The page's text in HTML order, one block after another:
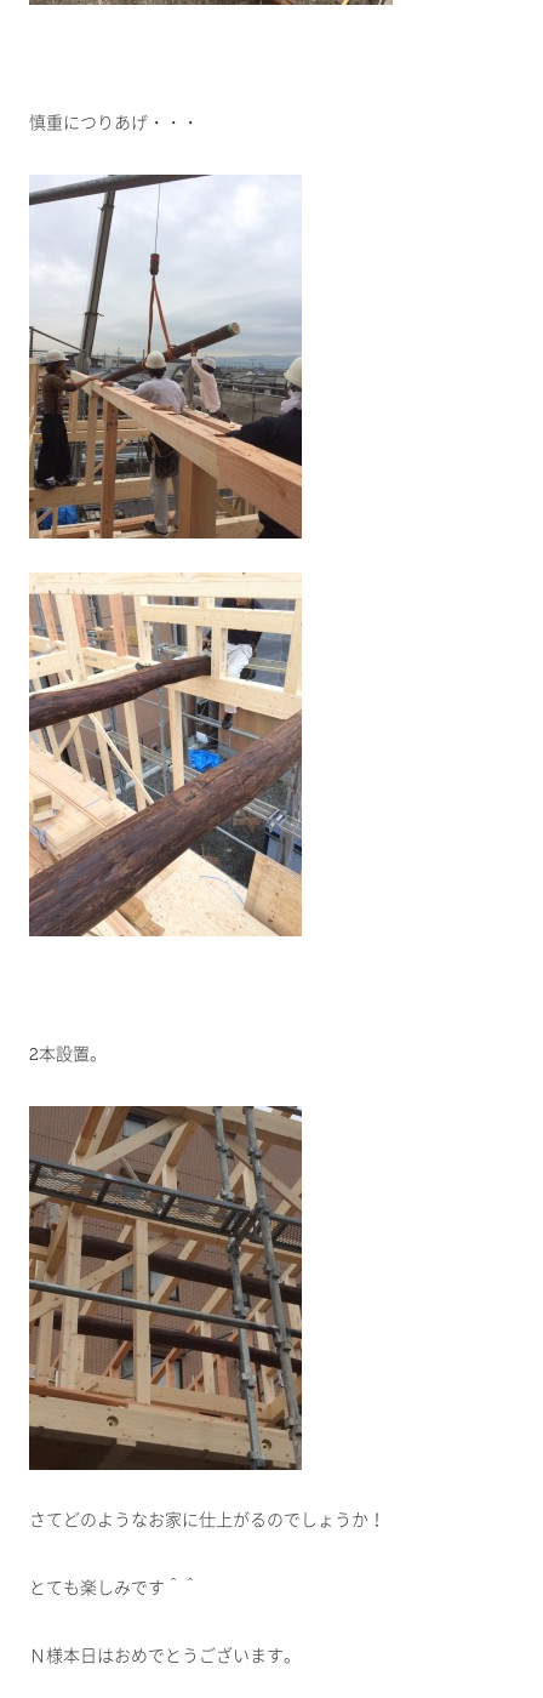
慎重につりあげ・・・
2本設置。
さてどのようなお家に仕上がるのでしょうか！
とても楽しみです＾＾
Ｎ様本日はおめでとうございます。